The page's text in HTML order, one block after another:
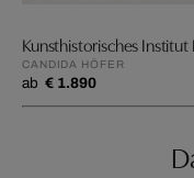
Kunsthistorisches Institut
CANDIDA HÖFER
ab € 1.890